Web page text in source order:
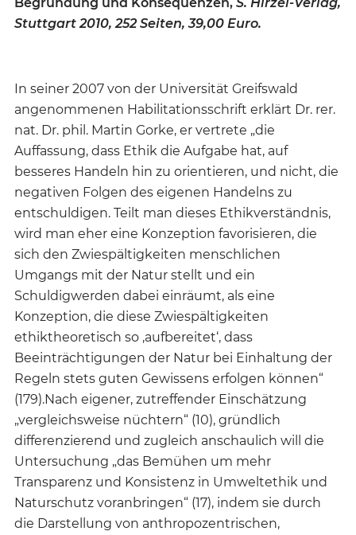
Stuttgart 2010, 252 Seiten, 39,00 Euro.
In seiner 2007 von der Universität Greifswald
angenommenen Habilitationsschrift erklärt Dr. rer.
nat. Dr. phil. Martin Gorke, er vertrete „die
Auffassung, dass Ethik die Aufgabe hat, auf
besseres Handeln hin zu orientieren, und nicht, die
negativen Folgen des eigenen Handelns zu
entschuldigen. Teilt man dieses Ethikverständnis,
wird man eher eine Konzeption favorisieren, die
sich den Zwiespältigkeiten menschlichen
Umgangs mit der Natur stellt und ein
Schuldigwerden dabei einräumt, als eine
Konzeption, die diese Zwiespältigkeiten
ethiktheoretisch so ‚aufbereitet‘, dass
Beeinträchtigungen der Natur bei Einhaltung der
Regeln stets guten Gewissens erfolgen können“
(179).Nach eigener, zutreffender Einschätzung
„vergleichsweise nüchtern“ (10), gründlich
differenzierend und zugleich anschaulich will die
Untersuchung „das Bemühen um mehr
Transparenz und Konsistenz in Umweltethik und
Naturschutz voranbringen“ (17), indem sie durch
die Darstellung von anthropozentrischen,